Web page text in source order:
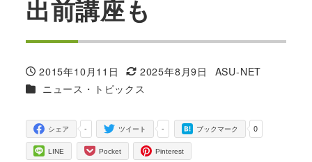
出前講座も
投稿日
2015年10月11日
更新日
2025年8月9日
著
ASU-NET
カテゴリー
ニュース・トピックス
-
シェア -
ツイート 0
ブックマーク
LINE Pocket Pinterest